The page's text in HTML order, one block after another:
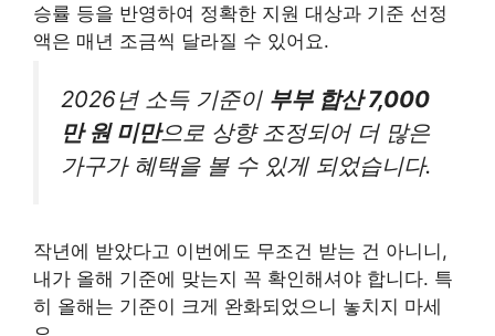
승률 등을 반영하여 정확한 지원 대상과 기준 선정
액은 매년 조금씩 달라질 수 있어요.
2026년 소득 기준이 부부 합산 7,000
만 원 미만으로 상향 조정되어 더 많은
가구가 혜택을 볼 수 있게 되었습니다.
작년에 받았다고 이번에도 무조건 받는 건 아니니,
내가 올해 기준에 맞는지 꼭 확인해셔야 합니다. 특
히 올해는 기준이 크게 완화되었으니 놓치지 마세